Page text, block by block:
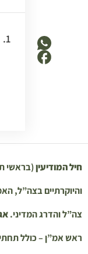
חיל המודיעין(בראשי
והיוקרתיים בצה”ל,
צה”ל והדרג המדיני.
ראש אמ”ן – כולל